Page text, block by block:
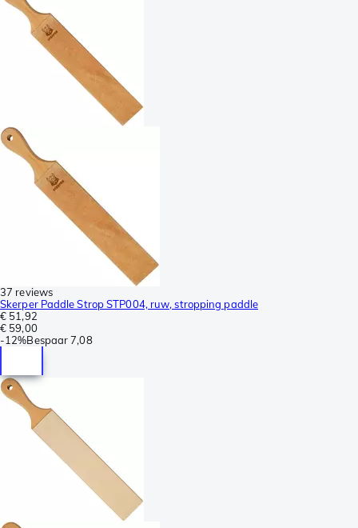
37 reviews
Skerper Paddle Strop STP004, ruw, stropping paddle
€ 51,92
€ 59,00
-12%Bespaar 7,08